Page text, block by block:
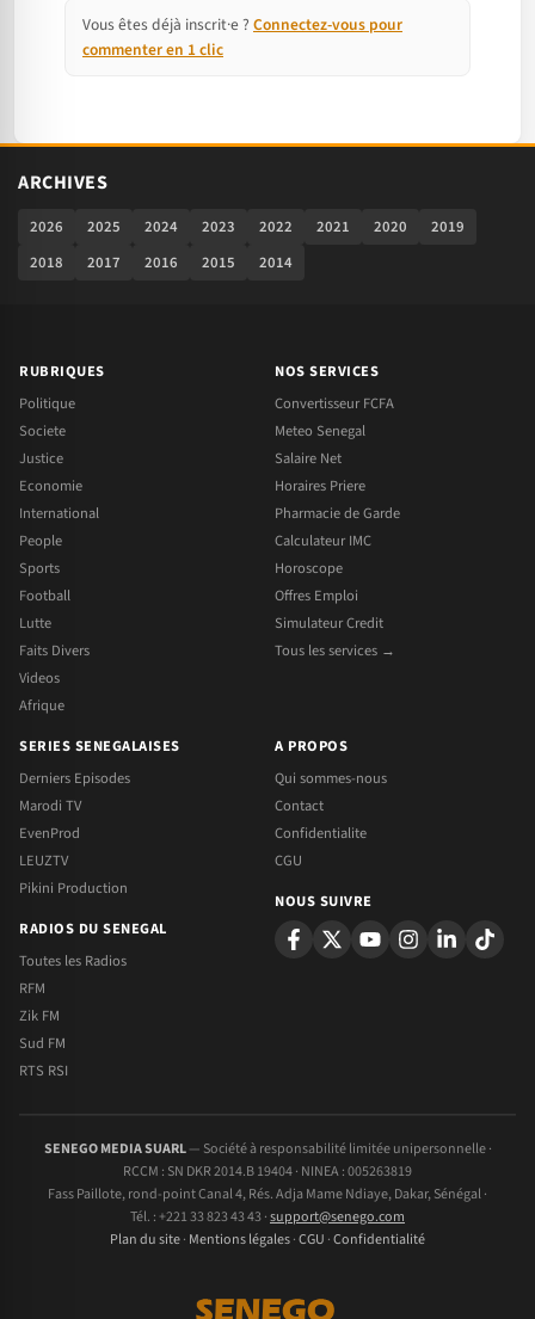
Vous êtes déjà inscrit·e ? Connectez-vous pour
commenter en 1 clic
ARCHIVES
2026 2025 2024 2023 2022 2021 2020
2019
2018
2017 2016 2015 2014
RUBRIQUES
Politique
Societe
Justice
Economie
International
People
Sports
Football
Lutte
Faits Divers
Videos
Afrique
NOS SERVICES
Convertisseur FCFA
Meteo Senegal
Salaire Net
Horaires Priere
Pharmacie de Garde
Calculateur IMC
Horoscope
Offres Emploi
Simulateur Credit
Tous les services →
SERIES SENEGALAISES
Derniers Episodes
Marodi TV
EvenProd
LEUZTV
Pikini Production
RADIOS DU SENEGAL
Toutes les Radios
RFM
Zik FM
Sud FM
RTS RSI
A PROPOS
Qui sommes-nous
Contact
Confidentialite
CGU
NOUS SUIVRE
SENEGO MEDIA SUARL— Société à responsabilité limitée unipersonnelle ·
RCCM : SN DKR 2014.B 19404 · NINEA : 005263819
Fass Paillote, rond-point Canal 4, Rés. Adja Mame Ndiaye, Dakar, Sénégal ·
Tél. : +221 33 823 43 43 ·support@senego.com
Plan du site· Mentions légales·CGU ·Confidentialité